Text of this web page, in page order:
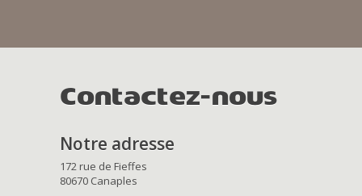
Contactez-nous
Notre adresse
172 rue de Fieffes
80670 Canaples